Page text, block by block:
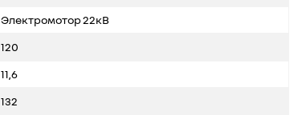
Электромотор 22кВ
120
11,6
132